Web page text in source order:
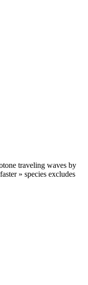
traveling waves by
» species excludes